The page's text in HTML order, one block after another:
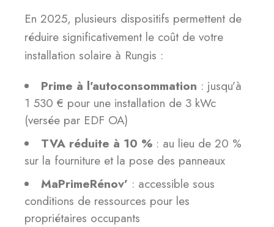
En 2025, plusieurs dispositifs permettent de
réduire significativement le coût de votre
installation solaire à Rungis :
Prime à l’autoconsommation : jusqu’à
1 530 € pour une installation de 3 kWc
(versée par EDF OA)
TVA réduite à 10 % : au lieu de 20 %
sur la fourniture et la pose des panneaux
MaPrimeRénov’ : accessible sous
conditions de ressources pour les
propriétaires occupants